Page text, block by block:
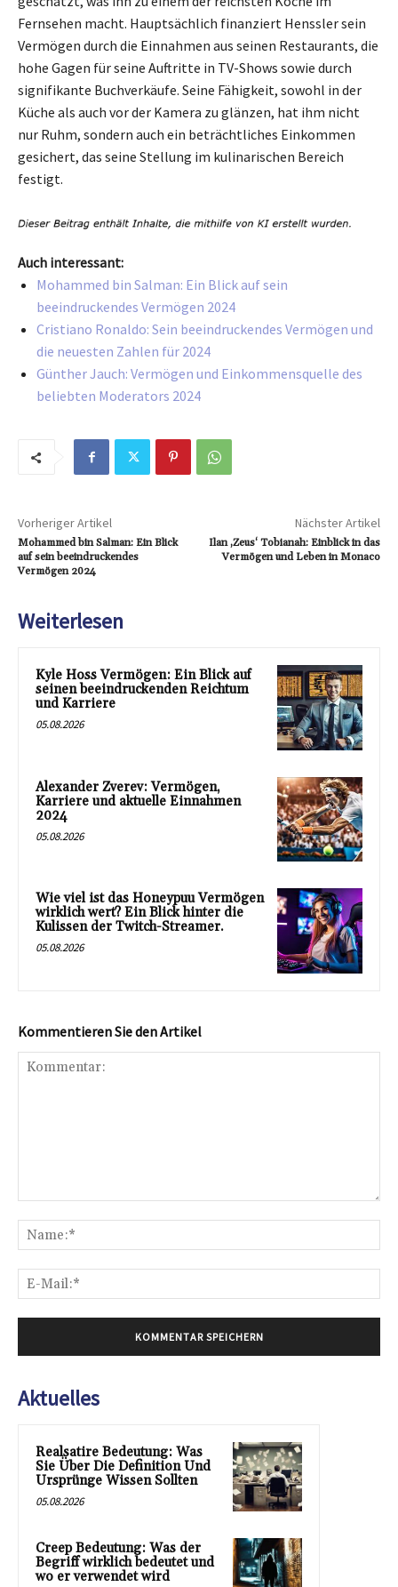
Fernsehen macht. Hauptsächlich finanziert Henssler sein
Vermögen durch die Einnahmen aus seinen Restaurants, die
hohe Gagen für seine Auftritte in TV-Shows sowie durch
signifikante Buchverkäufe. Seine Fähigkeit, sowohl in der
Küche als auch vor der Kamera zu glänzen, hat ihm nicht
nur Ruhm, sondern auch ein beträchtliches Einkommen
gesichert, das seine Stellung im kulinarischen Bereich
festigt.
Auch interessant:
Mohammed bin Salman: Ein Blick auf sein
beeindruckendes Vermögen 2024
Cristiano Ronaldo: Sein beeindruckendes Vermögen und
die neuesten Zahlen für 2024
Günther Jauch: Vermögen und Einkommensquelle des
beliebten Moderators 2024
Vorheriger Artikel
Mohammed bin Salman: Ein Blick
auf sein beeindruckendes
Vermögen 2024
Nächster Artikel
Ilan ‚Zeus‘ Tobianah: Einblick in das
Vermögen und Leben in Monaco
Weiterlesen
Kyle Hoss Vermögen: Ein Blick auf
seinen beeindruckenden Reichtum
und Karriere
05.08.2026
Alexander Zverev: Vermögen,
Karriere und aktuelle Einnahmen
2024
05.08.2026
Wie viel ist das Honeypuu Vermögen
wirklich wert? Ein Blick hinter die
Kulissen der Twitch-Streamer.
05.08.2026
Kommentieren Sie den Artikel
Aktuelles
Realsatire Bedeutung: Was
Sie Über Die Definition Und
Ursprünge Wissen Sollten
05.08.2026
Creep Bedeutung: Was der
Begriff wirklich bedeutet und
wo er verwendet wird